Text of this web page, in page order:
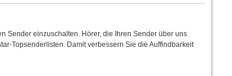
Sender einzuschalten. Hörer, die Ihren Sender über uns
Topsenderlisten. Damit verbessern Sie die Auffindbarkeit